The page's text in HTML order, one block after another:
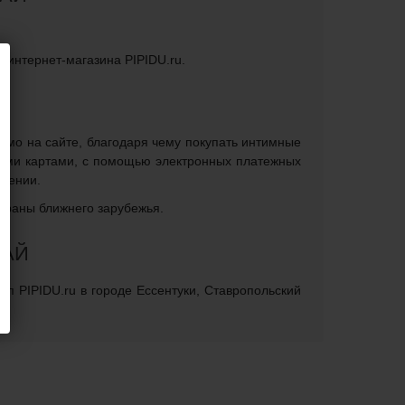
интернет-магазина PIPIDU.ru.
на сайте, благодаря чему покупать интимные
картами, с помощью электронных платежных
ближнего зарубежья.
PIPIDU.ru в городе Ессентуки, Ставропольский